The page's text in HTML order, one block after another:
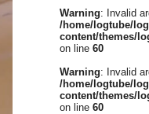
Warning: Invalid
/home/logtube/
content/themes/
on line 60
Warning: Invalid
/home/logtube/
content/themes/
on line 60